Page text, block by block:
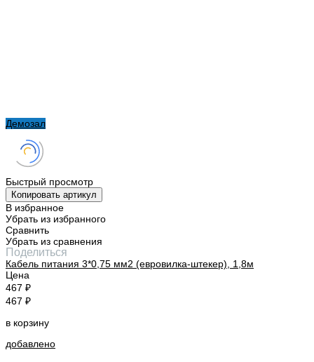
Демозал
Быстрый просмотр
Копировать артикул
В избранное
Убрать из избранного
Сравнить
Убрать из сравнения
Поделиться
Кабель питания 3*0,75 мм2 (евровилка-штекер), 1,8м
Цена
467 ₽
467 ₽
в корзину
добавлено